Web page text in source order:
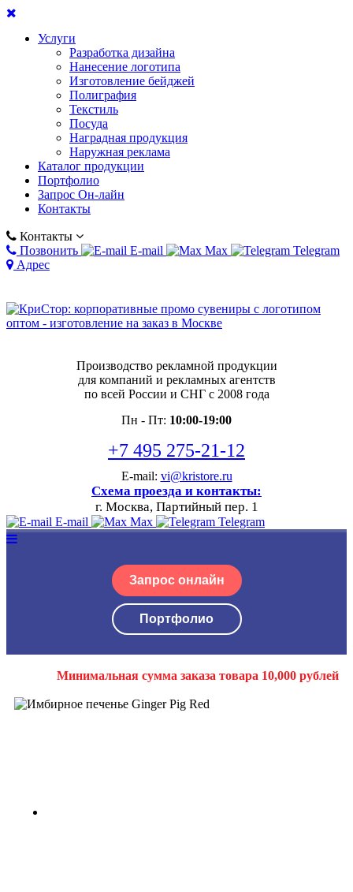
Услуги
Разработка дизайна
Нанесение логотипа
Изготовление бейджей
Полиграфия
Текстиль
Посуда
Наградная продукция
Наружная реклама
Каталог продукции
Портфолио
Запрос Он-лайн
Контакты
Контакты
Позвонить
E-mail Max
Telegram
Адрес
Производство рекламной продукции
для компаний и рекламных агентств
по всей России и СНГ с 2008 года
Пн - Пт: 10:00-19:00
+7 495 275-21-12
E-mail: vi@kristore.ru
Схема проезда и контакты:
г. Москва, Партийный пер. 1
E-mail Max Telegram
Запрос онлайн
Портфолио
Минимальная сумма заказа товара 10,000 рублей